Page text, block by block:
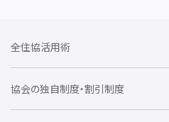
全住協活用術
委員会に参加しよう
協会の独自制度・割引制度